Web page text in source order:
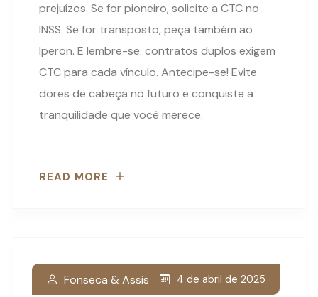
prejuízos. Se for pioneiro, solicite a CTC no
INSS. Se for transposto, peça também ao
Iperon. E lembre-se: contratos duplos exigem
CTC para cada vínculo. Antecipe-se! Evite
dores de cabeça no futuro e conquiste a
tranquilidade que você merece.
READ MORE
Fonseca & Assis 4 de abril de 2025